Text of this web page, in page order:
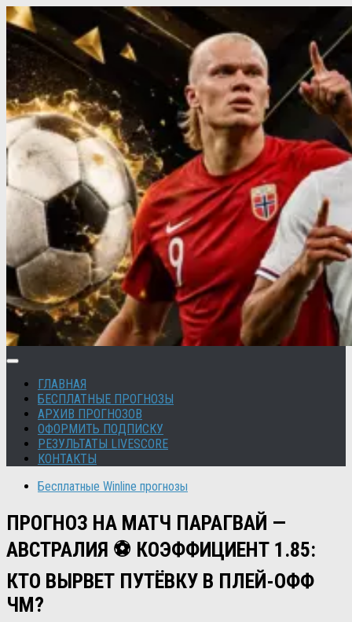
Перейти
к
содержимому
ГЛАВНАЯ
БЕСПЛАТНЫЕ ПРОГНОЗЫ
АРХИВ ПРОГНОЗОВ
ОФОРМИТЬ ПОДПИСКУ
РЕЗУЛЬТАТЫ LIVESCORE
КОНТАКТЫ
Бесплатные Winline прогнозы
ПРОГНОЗ НА МАТЧ ПАРАГВАЙ —
АВСТРАЛИЯ ⚽ КОЭФФИЦИЕНТ 1.85:
КТО ВЫРВЕТ ПУТЁВКУ В ПЛЕЙ-ОФФ
ЧМ?